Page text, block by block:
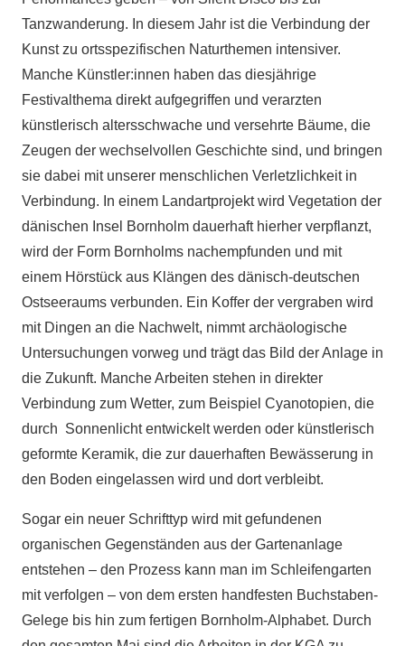
Tanzwanderung. In diesem Jahr ist die Verbindung der
Kunst zu ortsspezifischen Naturthemen intensiver.
Manche Künstler:innen haben das diesjährige
Festivalthema direkt aufgegriffen und verarzten
künstlerisch altersschwache und versehrte Bäume, die
Zeugen der wechselvollen Geschichte sind, und bringen
sie dabei mit unserer menschlichen Verletzlichkeit in
Verbindung. In einem Landartprojekt wird Vegetation der
dänischen Insel Bornholm dauerhaft hierher verpflanzt,
wird der Form Bornholms nachempfunden und mit
einem Hörstück aus Klängen des dänisch-deutschen
Ostseeraums verbunden. Ein Koffer der vergraben wird
mit Dingen an die Nachwelt, nimmt archäologische
Untersuchungen vorweg und trägt das Bild der Anlage in
die Zukunft. Manche Arbeiten stehen in direkter
Verbindung zum Wetter, zum Beispiel Cyanotopien, die
durch Sonnenlicht entwickelt werden oder künstlerisch
geformte Keramik, die zur dauerhaften Bewässerung in
den Boden eingelassen wird und dort verbleibt.
Sogar ein neuer Schrifttyp wird mit gefundenen
organischen Gegenständen aus der Gartenanlage
entstehen – den Prozess kann man im Schleifengarten
mit verfolgen – von dem ersten handfesten Buchstaben-
Gelege bis hin zum fertigen Bornholm-Alphabet. Durch